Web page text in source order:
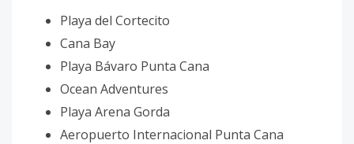
Playa del Cortecito
Cana Bay
Playa Bávaro Punta Cana
Ocean Adventures
Playa Arena Gorda
Aeropuerto Internacional Punta Cana